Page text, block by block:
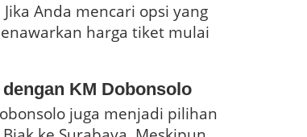
Anda mencari opsi yang
harga tiket mulai
KM Dobonsolo
juga menjadi pilihan